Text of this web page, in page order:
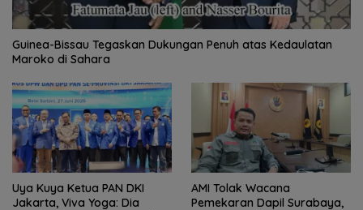
Guinea-Bissau Tegaskan Dukungan Penuh atas Kedaulatan
Maroko di Sahara
Uya Kuya Ketua PAN DKI
Jakarta, Viva Yoga: Dia
AMI Tolak Wacana
Pemekaran Dapil Surabaya,